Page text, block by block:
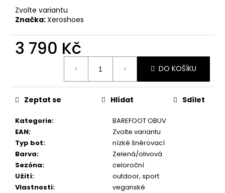
Zvolte variantu
Značka:Xeroshoes
3 790 Kč
DO KOŠÍKU
Kategorie:
BAREFOOT OBUV
EAN:
Zvolte variantu
Typ bot:
nízké šněrovací
Barva:
Zelená/olivová
Sezóna:
celoroční
Užití:
outdoor, sport
Vlastnosti: veganské
Zeptat se Hlídat Sdílet
o
u
č
m
e
SUEDE
(VELOUR)
NUBUCK
SPRAY
200
ML,
01